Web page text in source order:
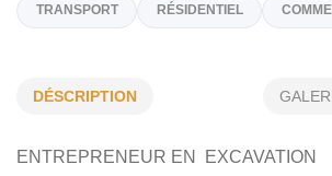
(819) 948-2205
Spécialités
FOSSE SEPTIQUE TERRASSEMENT
DÉSCRIPTION
ENTREPRENEUR EN EXCAVATION